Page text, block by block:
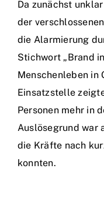
Da zunächst
der
die Alarmierung
Stichwort „Brand
Menschenleben in
Einsatzstelle
Personen mehr in
Auslösegrund war
die Kräfte nach
konnten.